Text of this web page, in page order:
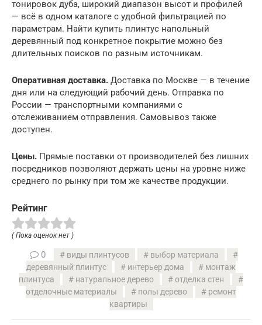
тонировок дуба, широкий диапазон высот и профилей
— всё в одном каталоге с удобной фильтрацией по
параметрам. Найти купить плинтус напольный
деревянный под конкретное покрытие можно без
длительных поисков по разным источникам.
Оперативная доставка. Доставка по Москве — в течение
дня или на следующий рабочий день. Отправка по
России — транспортными компаниями с
отслеживанием отправления. Самовывоз также
доступен.
Цены. Прямые поставки от производителей без лишних
посредников позволяют держать цены на уровне ниже
среднего по рынку при том же качестве продукции.
Рейтинг
( Пока оценок нет )
0 виды плинтусов
выбор материала
деревянный плинтус
интерьер дома
монтаж
плинтуса
натуральное дерево
отделка стен
отделочные материалы
полы дерево
ремонт
квартиры